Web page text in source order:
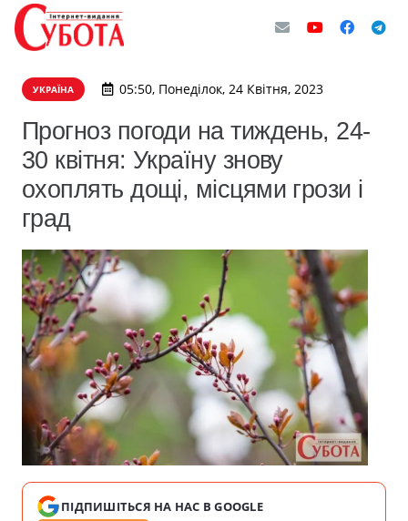
УКРАЇНА 05:50, Понеділок, 24 Квітня, 2023
Прогноз погоди на тиждень, 24-
30 квітня: Україну знову
охоплять дощі, місцями грози і
град
ПІДПИШІТЬСЯ НА НАС В GOOGLE